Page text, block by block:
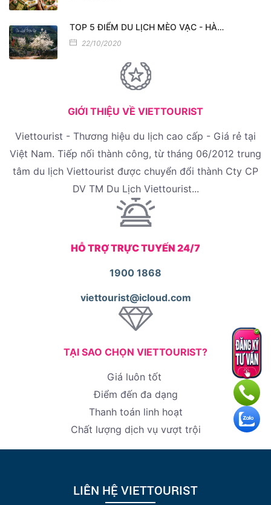
TOP 5 ĐIỂM DU LỊCH MÈO VẠC - HÀ…
22/10/2020
GIỚI THIỆU VỀ VIETTOURIST
Viettourist - Thương hiệu du lịch cao cấp - Giá rẻ tại
Việt Nam. Tiếp nối thành công, từ tháng 06/2012 trung
tâm du lịch Viettourist được chuyển đổi thành Cty CP
DV TM Du Lịch Viettourist...
HỖ TRỢ TRỰC TUYẾN 24/7
1900 1868
viettourist@icloud.com
TẠI SAO CHỌN VIETTOURIST?
Giá luôn tốt
Điểm đến đa dạng
Thanh toán linh hoạt
Chất lượng dịch vụ vượt trội
LIÊN HỆ VIETTOURIST